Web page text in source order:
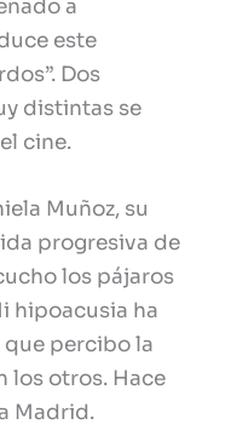
a
este
Dos
distintas se
cine.
Muñoz, su
progresiva de
los pájaros
hipoacusia ha
percibo la
los otros. Hace
Madrid.